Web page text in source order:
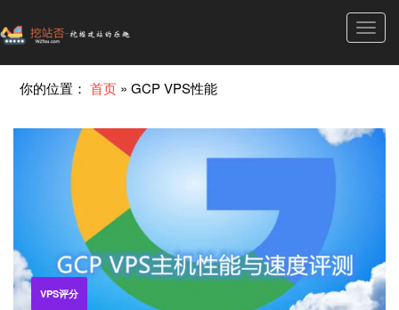
你的位置：首页 »GCP VPS性能
VPS评分